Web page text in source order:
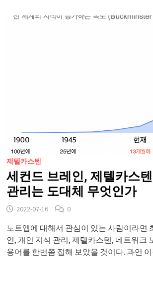
제텔카스텐
세컨드 브레인, 제텔카스
관리는 도대체 무엇인가
2022-07-16 0
노트앱에 대해서 관심이 있는 사람이라면
인, 개인 지식 관리, 제텔카스텐, 네트워크
용어를 한번쯤 접해 보았을 것이다. 과연